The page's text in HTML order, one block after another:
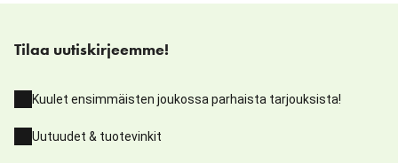
Tilaa uutiskirjeemme!
Kuulet ensimmäisten joukossa parhaista tarjouksista!
Uutuudet & tuotevinkit